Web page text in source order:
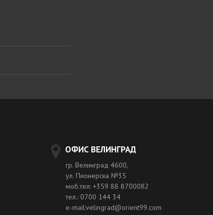
ОФИС ВЕЛИНГРАД
гр. Велинград 4600,
ул. Пионерска №35
моб.тел: +359 88 8700082
тел.: 0700 144 34
e-mail:velingrad@orient99.com